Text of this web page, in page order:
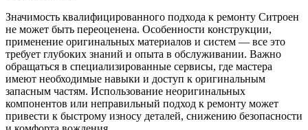
Значимость квалифицированного подхода к ремонту Ситроен
не может быть переоценена. Особенности конструкции,
применение оригинальных материалов и систем — все это
требует глубоких знаний и опыта в обслуживании. Важно
обращаться в специализированные сервисы, где мастера
имеют необходимые навыки и доступ к оригинальным
запасным частям. Использование неоригинальных
компонентов или неправильный подход к ремонту может
привести к быстрому износу деталей, снижению безопасности